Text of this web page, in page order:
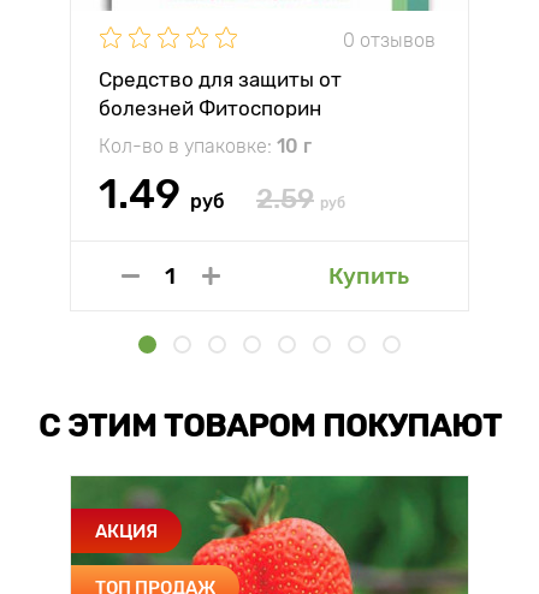
0 отзывов
Средство для защиты от
болезней Фитоспорин
Кол-во в упаковке: 10 г
1.49 руб 2.59 руб
Купить
С ЭТИМ ТОВАРОМ ПОКУПАЮТ
АКЦИЯ
ТОП ПРОДАЖ